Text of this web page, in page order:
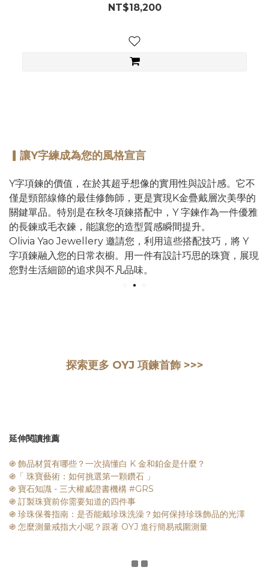
NT$18,200
▎讓Y字練成為您的風格宣言
Y字項鍊的價值，在於其超乎想像的實用性與設計感。它不
僅是頸部線條的最佳修飾師，更是實現K金疊戴層次美學的
關鍵單品。特別是在秋冬項鍊搭配中，Y 字鍊作為一件優雅
的長鍊或毛衣鍊，能讓您的造型質感瞬間提升。
Olivia Yao Jewellery 邀請您，利用這些搭配技巧，將 Y
字項鍊融入您的日常衣櫥。用一件有設計巧思的珠寶，展現
您對生活細節的追求與不凡品味。
探索更多 OYJ 項鍊首飾 >>>
延伸閱讀推薦
֍ 飾品材質有哪些？一次搞懂白 K 金和鉑金是什麼？
֍「 珠寶藝術：如何挑選第一顆鑽石 」
֍ 寶石知識 - 三大權威證書機構 #GRS
֍ 訂製珠寶前你需要知道的四件事
֍ 珍珠保養指南：是否能戴珍珠洗澡？如何保持珍珠飾品的光澤
֍ 怎麼測量戒指大小呢？跟著 OYJ 進行簡易戒圍測量